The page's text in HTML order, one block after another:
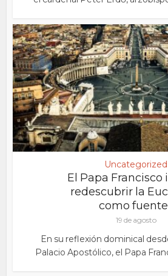
Uncategorized
El Papa Francisco
redescubrir la
como
19 de agosto
En su reflexión dominical
Palacio Apostólico, el Papa